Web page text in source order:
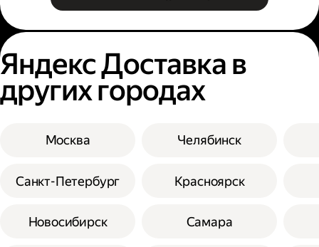
Яндекс Доставка в
других городах
Москва
Санкт-Петербург
Новосибирск
Челябинск
Красноярск
Самара